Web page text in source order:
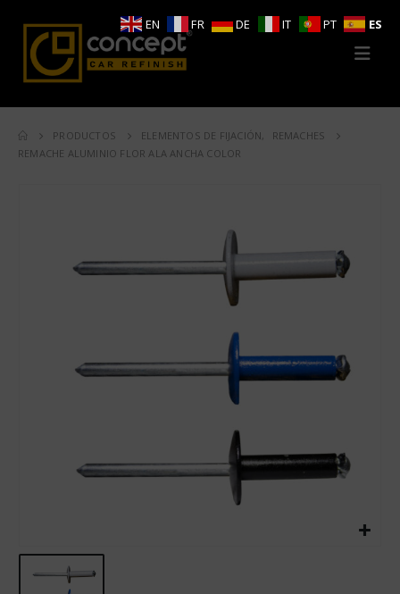
PRODUCTOS ELEMENTOS DE FIJACIÓN,
REMACHES
REMACHE ALUMINIO FLOR ALA ANCHA COLOR
EN FR DE IT PT ES